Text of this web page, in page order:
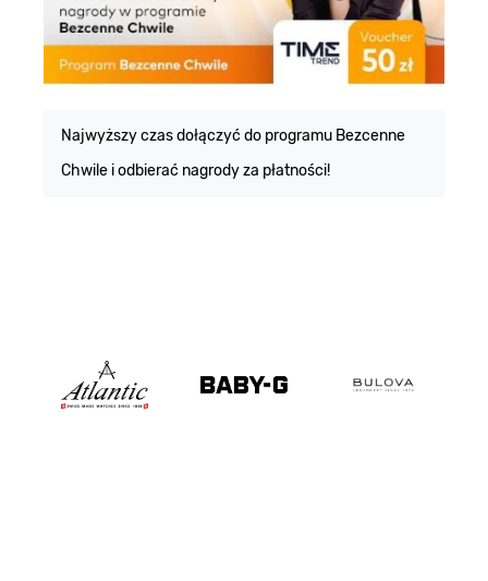
Najwyższy czas dołączyć do programu Bezcenne
Chwile i odbierać nagrody za płatności!